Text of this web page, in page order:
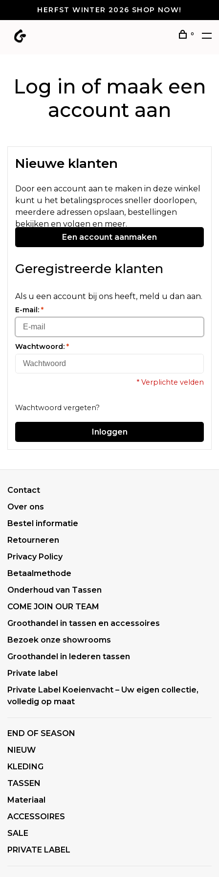
HERFST WINTER 2026 SHOP NOW!
0
Log in of maak een
account aan
Nieuwe klanten
Door een account aan te maken in deze winkel
kunt u het betalingsproces sneller doorlopen,
meerdere adressen opslaan, bestellingen
bekijken en volgen en meer.
Een account aanmaken
Geregistreerde klanten
Als u een account bij ons heeft, meld u dan aan.
E-mail: *
Wachtwoord: *
* Verplichte velden
Wachtwoord vergeten?
Inloggen
Contact
Over ons
Bestel informatie
Retourneren
Privacy Policy
Betaalmethode
Onderhoud van Tassen
COME JOIN OUR TEAM
Groothandel in tassen en accessoires
Bezoek onze showrooms
Groothandel in lederen tassen
Private label
Private Label Koeienvacht – Uw eigen collectie,
volledig op maat
END OF SEASON
NIEUW
KLEDING
TASSEN
Materiaal
ACCESSOIRES
SALE
PRIVATE LABEL